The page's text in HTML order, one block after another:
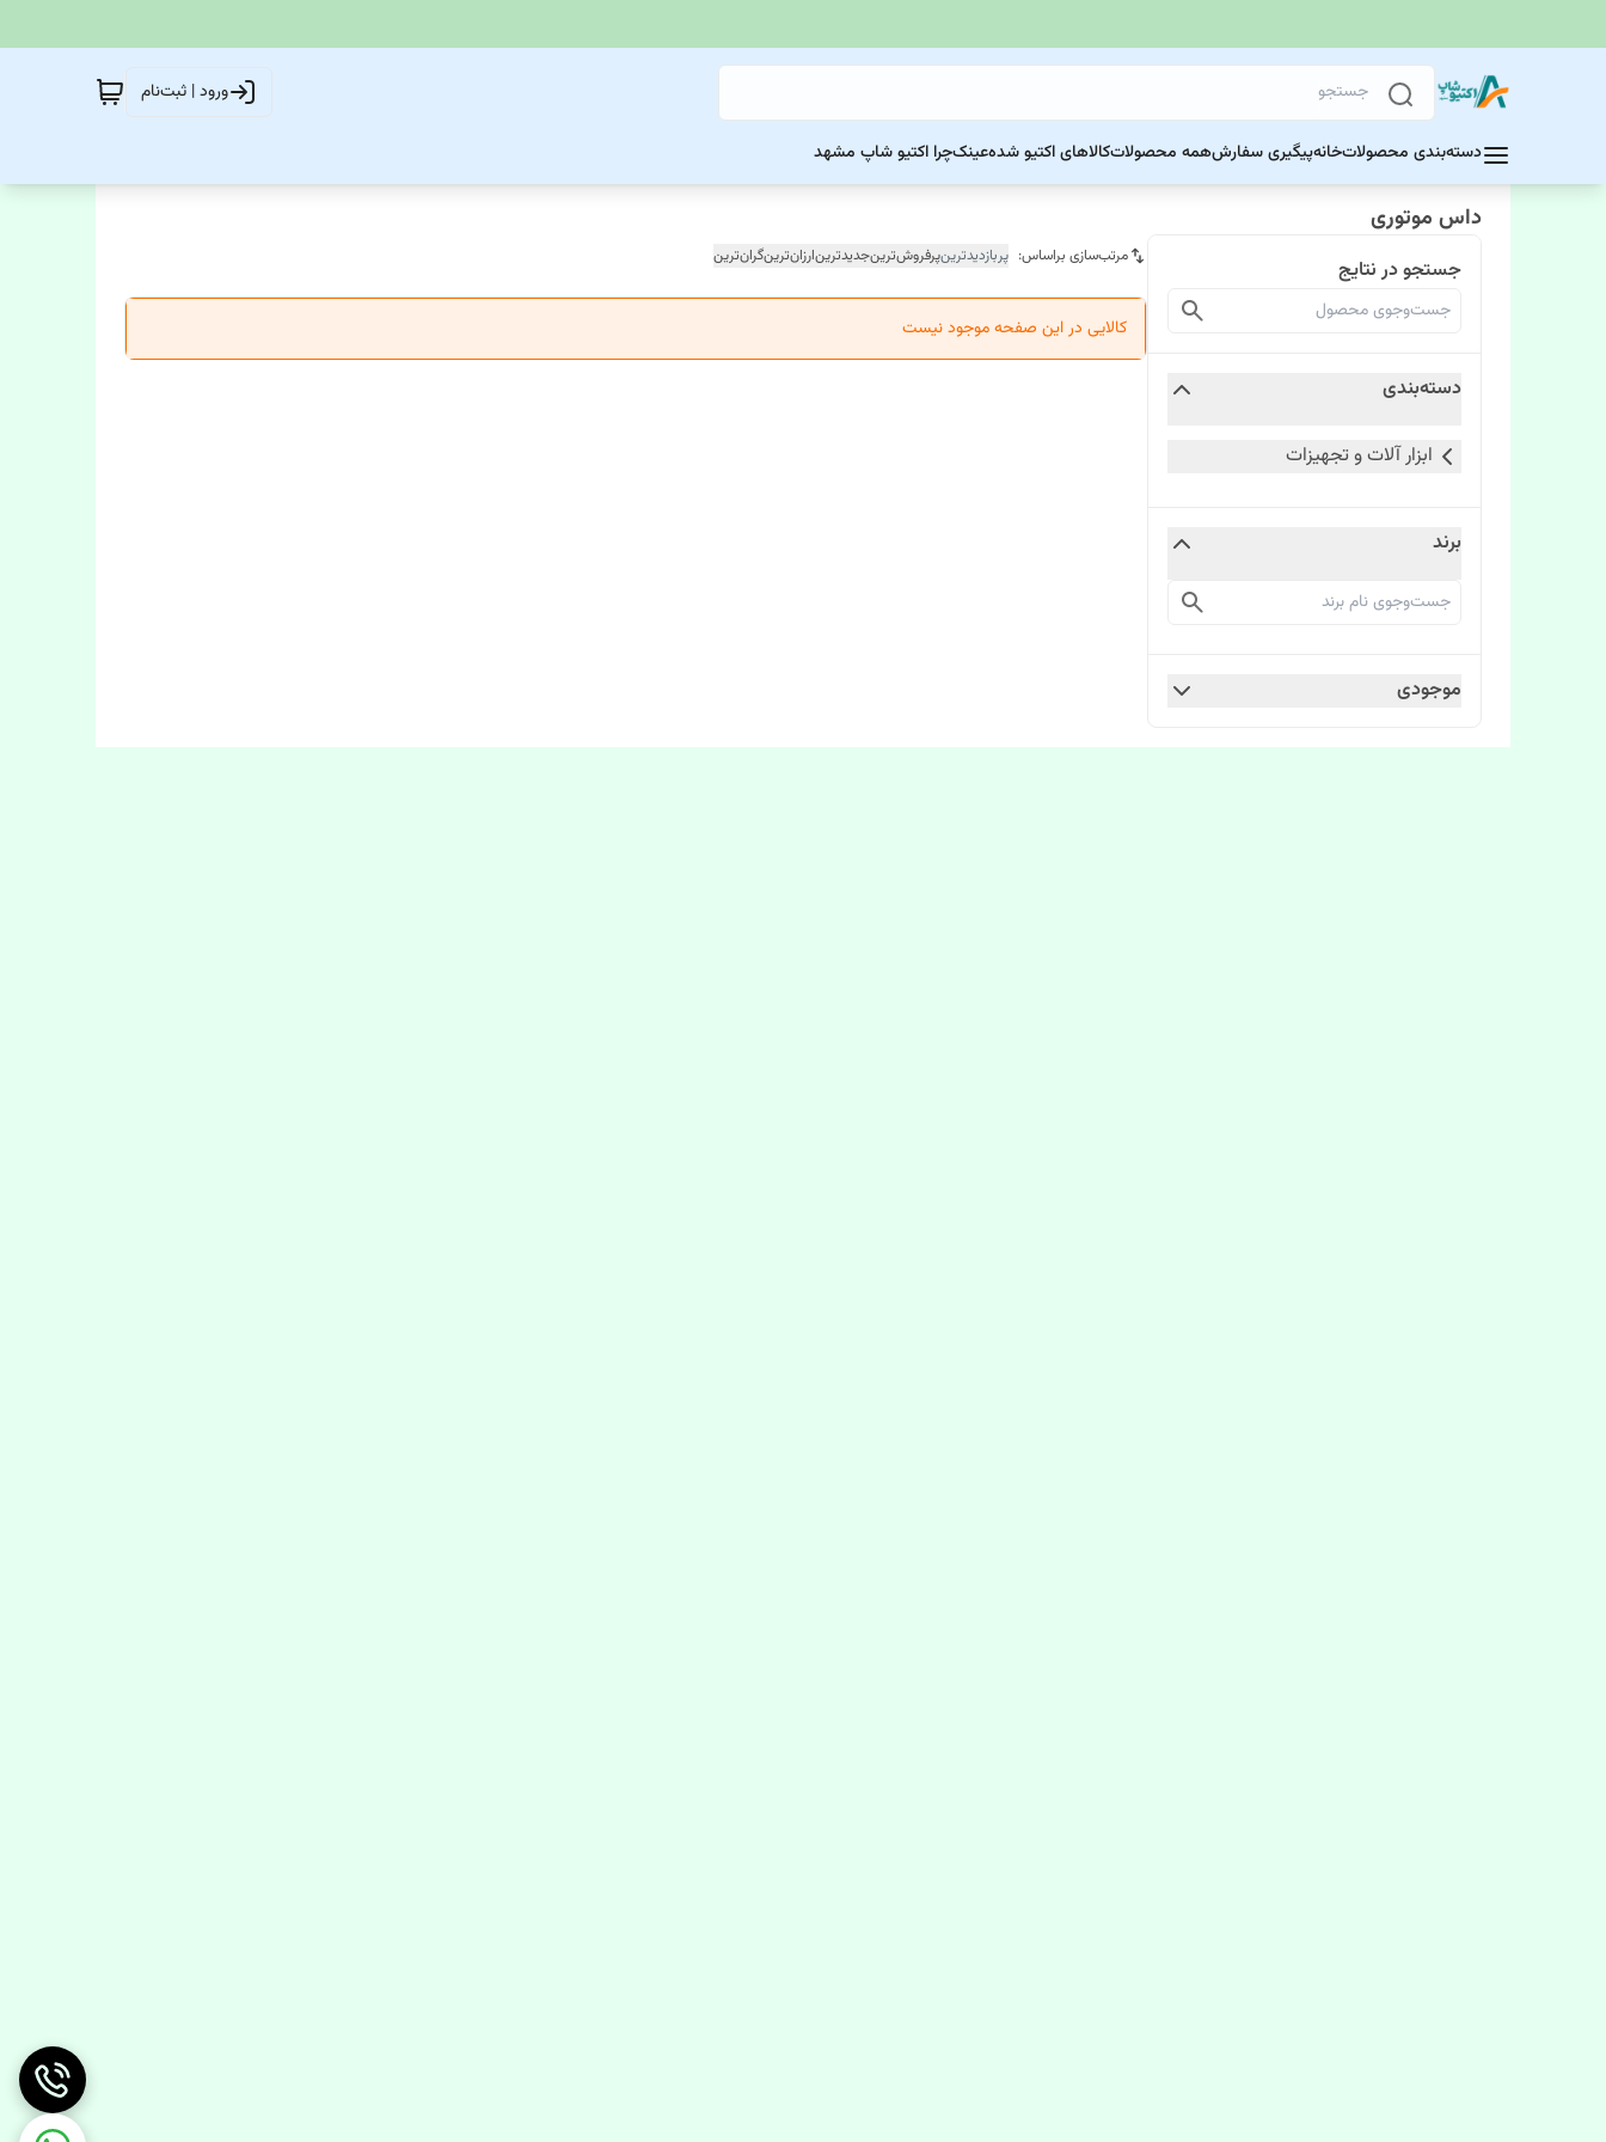
ورود | ثبت‌نام
دسته‌بندی محصولاتخانهپیگیری سفارشهمه محصولاتکالاهای اکتیو شدهعینکچرا اکتیو شاپ مشهد
داس موتوری
جستجو در نتایج
دسته‌بندی
ابزار آلات و تجهیزات
برند
موجودی
مرتب‌سازی براساس: پربازدیدترینپرفروش‌ترینجدیدترینارزان‌ترینگران‌ترین
کالایی در این صفحه موجود نیست